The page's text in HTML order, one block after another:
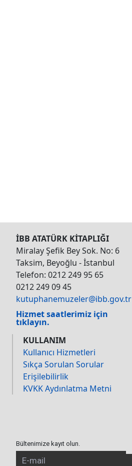
İBB ATATÜRK KİTAPLIĞI
Miralay Şefik Bey Sok. No: 6
Taksim, Beyoğlu - İstanbul
Telefon: 0212 249 95 65
0212 249 09 45
kutuphanemuzeler@ibb.gov.tr
Hizmet saatlerimiz için
tıklayın.
KULLANIM
Kullanıcı Hizmetleri
Sıkça Sorulan Sorular
Erişilebilirlik
KVKK Aydınlatma Metni
Bültenimize kayıt olun.